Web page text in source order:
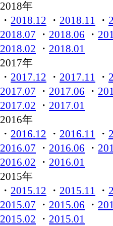
2018年
・ 2018.12 ・ 2018.11 ・
2018.07 ・ 2018.06 ・
2018.02 ・ 2018.01
2017年
・ 2017.12 ・ 2017.11 ・
2017.07 ・ 2017.06 ・
2017.02 ・ 2017.01
2016年
・ 2016.12 ・ 2016.11 ・
2016.07 ・ 2016.06 ・
2016.02 ・ 2016.01
2015年
・ 2015.12 ・ 2015.11 ・
2015.07 ・ 2015.06 ・
2015.02 ・ 2015.01